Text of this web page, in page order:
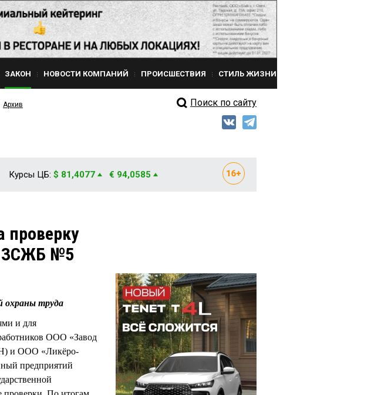
ЗАКОН НОВОСТИ КОМПАНИЙ ПРОИСШЕСТВИЯ СТИЛЬ ЖИЗНИ
Архив Поиск по сайту
Курсы ЦБ: $ 81,4077 € 94,0585
проверку
ЗСЖБ №5
охраны труда
и для
ООО «Завод
и ООО «Ликёро-
предприятий